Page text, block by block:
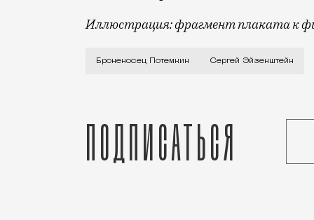
Иллюстрация: фрагмент плаката к
«Броненосец “Потемкин”»
Броненосец Потемкин Сергей Эйзенштейн
Подписаться